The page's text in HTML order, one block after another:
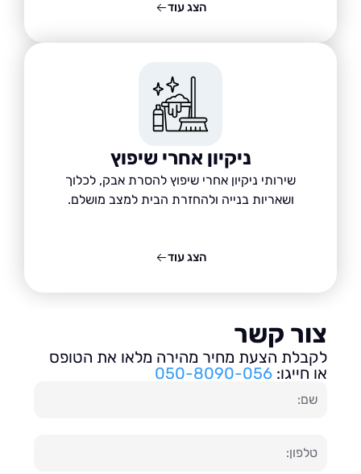
ניקיון אחרי שיפוץ
שירותי ניקיון אחרי שיפוץ להסרת אבק, לכלוך
ושאריות בנייה ולהחזרת הבית למצב מושלם.
קשר
הצעת מחיר מהירה מלאו את הטופס
חייגו:050-8090-056